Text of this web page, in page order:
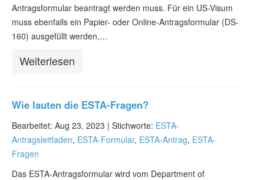
Antragsformular beantragt werden muss. Für ein US-Visum
muss ebenfalls ein Papier- oder Online-Antragsformular (DS-
160) ausgefüllt werden,…
Weiterlesen
Wie lauten die ESTA-Fragen?
Bearbeitet: Aug 23, 2023 | Stichworte: ESTA-
Antragsleitfaden, ESTA-Formular, ESTA-Antrag, ESTA-
Fragen
Das ESTA-Antragsformular wird vom Department of